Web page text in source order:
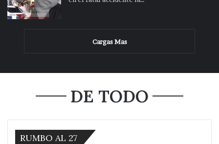
Cargas Mas
DE TODO
RUMBO AL 27